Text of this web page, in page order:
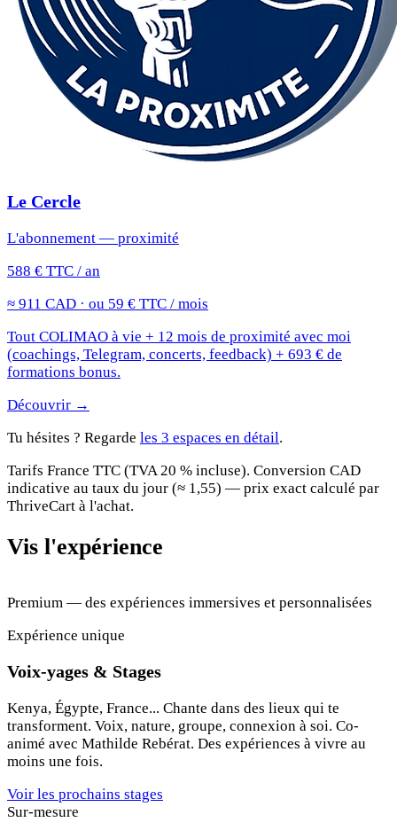
Le Cercle
L'abonnement — proximité
588 € TTC / an
≈ 911 CAD · ou 59 € TTC / mois
Tout COLIMAO à vie + 12 mois de proximité avec moi
(coachings, Telegram, concerts, feedback) + 693 € de
formations bonus.
Découvrir →
Tu hésites ? Regarde les 3 espaces en détail.
Tarifs France TTC (TVA 20 % incluse). Conversion CAD
indicative au taux du jour (≈ 1,55) — prix exact calculé par
ThriveCart à l'achat.
Vis l'expérience
Premium — des expériences immersives et personnalisées
Expérience unique
Voix-yages & Stages
Kenya, Égypte, France... Chante dans des lieux qui te
transforment. Voix, nature, groupe, connexion à soi. Co-
animé avec Mathilde Rebérat. Des expériences à vivre au
moins une fois.
Voir les prochains stages
Sur-mesure